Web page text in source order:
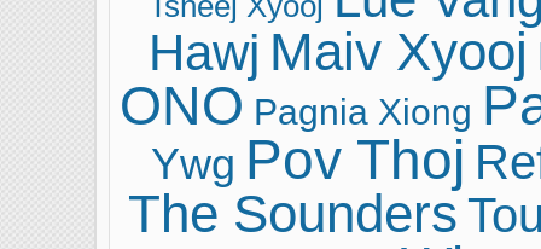
Hawj Maiv Xyooj
ONO Pagnia Xiong
Ywg Pov Thoj
The Sounders